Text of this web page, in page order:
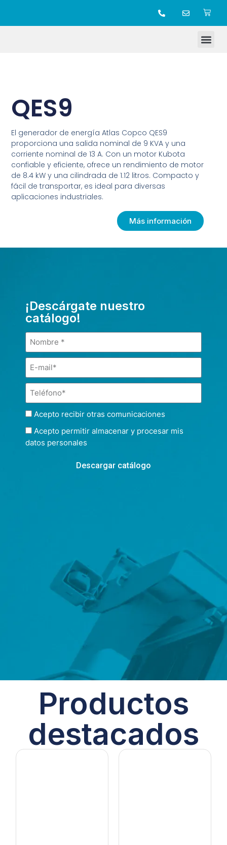
QES9
El generador de energía Atlas Copco QES9
proporciona una salida nominal de 9 KVA y una
corriente nominal de 13 A. Con un motor Kubota
confiable y eficiente, ofrece un rendimiento de motor
de 8.4 kW y una cilindrada de 1.12 litros. Compacto y
fácil de transportar, es ideal para diversas
aplicaciones industriales.
Más información
¡Descárgate nuestro
catálogo!
Acepto recibir otras comunicaciones
Acepto permitir almacenar y procesar mis
datos personales
Descargar catálogo
Productos
destacados